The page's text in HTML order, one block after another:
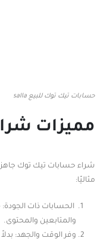
حسابات تيك توك للبيع salla‏
مميزات
شراء حسابات تيك توك
مثاليًا:
الحسابات ذات
والمتابعين والمحتوى.
وفر الوقت والجهد: